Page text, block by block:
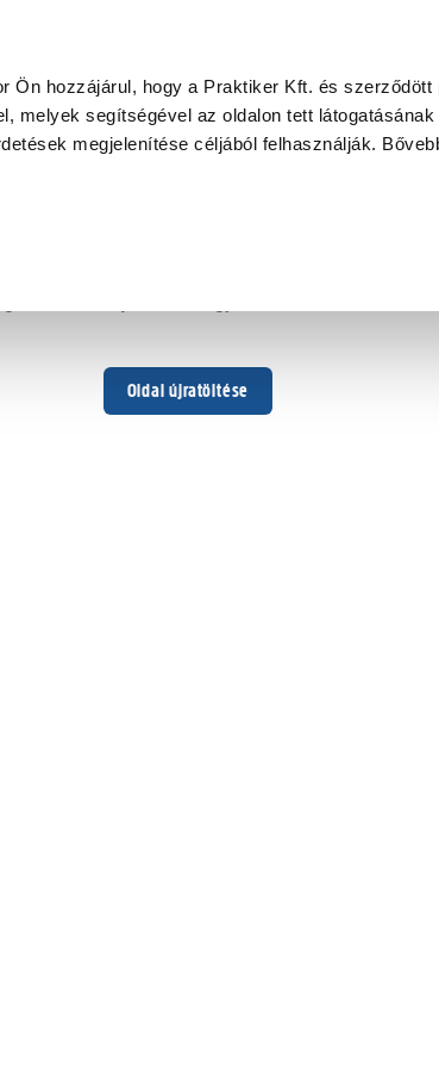
Ön hozzájárul, hogy a Praktiker Kft. és szerződött
melyek segítségével az oldalon tett látogatásának
megjelenítése céljából felhasználják.
Oldal újratöltése